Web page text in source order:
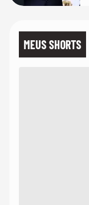
MEUS SHORTS